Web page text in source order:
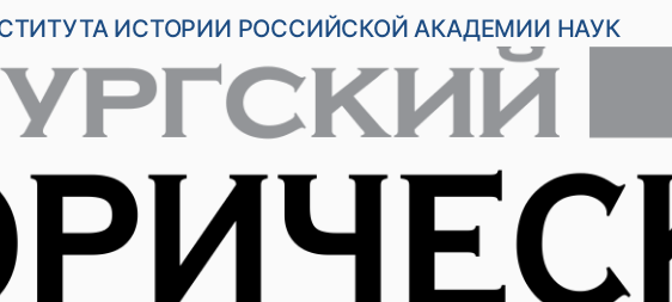
ИСТОРИИ РОССИЙСКОЙ АКАДЕМИИ НАУК